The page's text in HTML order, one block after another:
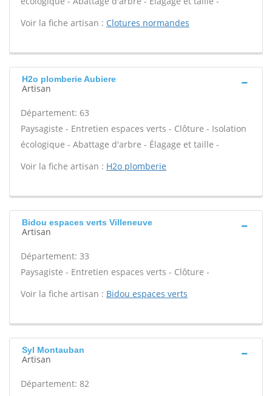
Voir la fiche artisan : Clotures normandes
H2o plomberie Aubiere
Artisan
Département: 63
Paysagiste - Entretien espaces verts - Clôture - Isolation
écologique - Abattage d'arbre - Élagage et taille -
Voir la fiche artisan : H2o plomberie
Bidou espaces verts Villeneuve
Artisan
Département: 33
Paysagiste - Entretien espaces verts - Clôture -
Voir la fiche artisan : Bidou espaces verts
Syl Montauban
Artisan
Département: 82